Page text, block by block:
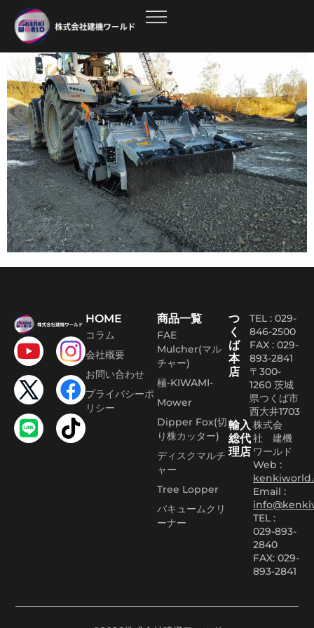
HOME
コラム
会社概要
お問い合わせ
プライバシーポ
リシー
商品一覧
FAE
Mulcher(マル
チャー)
極-KIWAMI-
Mower
Dipper Fox(切
り株カッター)
ディスクマルチ
ャー
Tree Lopper
バキュームクリ
ーナー
つ
く
ば
本
店
TEL : 029-
846-2500
FAX : 029-
893-2841
〒300-
1260 茨城
県つくば市
西大井1703
輸入
総代
理店
株式会
社 建機
ワールド
Web :
Email :
TEL :
029-893-
2840
FAX: 029-
893-2841